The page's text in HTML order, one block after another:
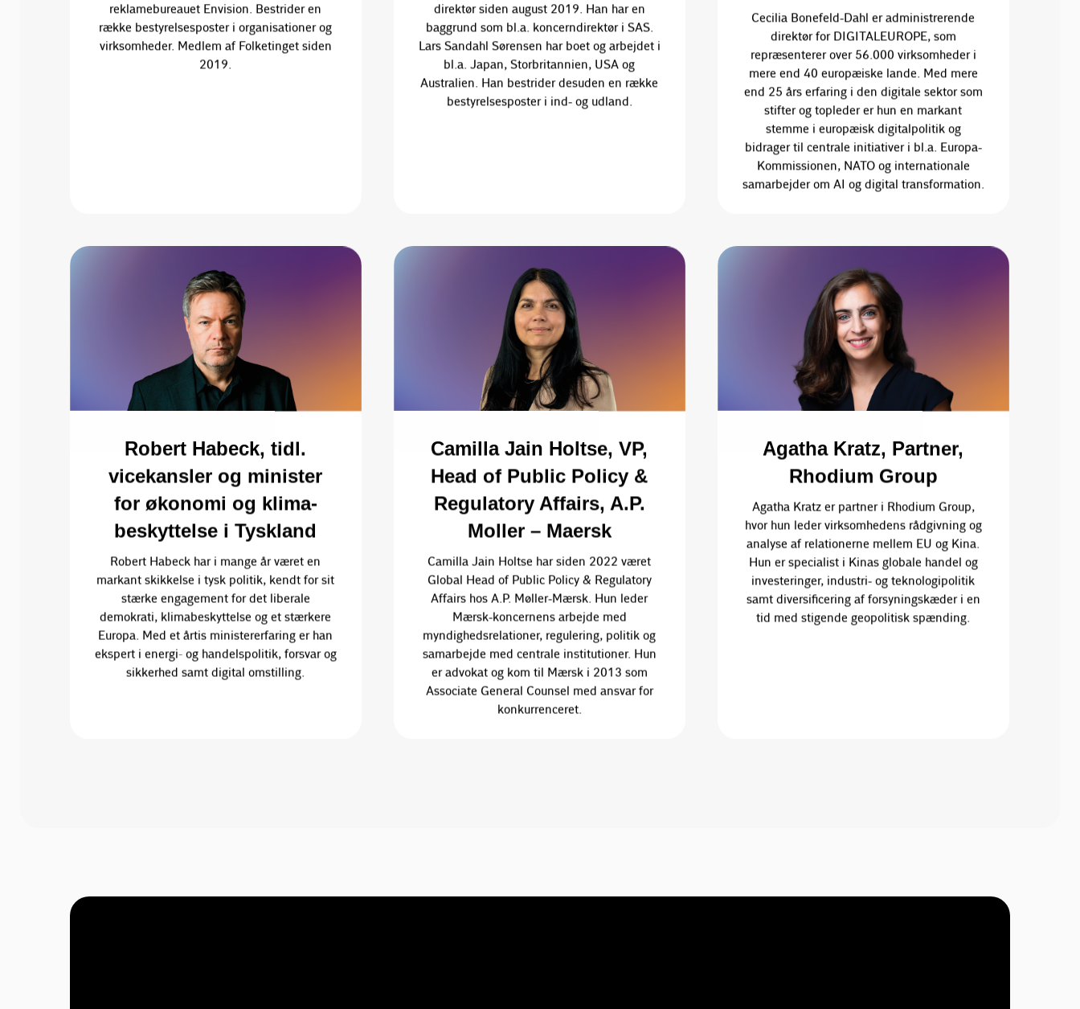
reklamebureauet Envision. Bestrider en
række bestyrelsesposter i organisationer og
virksomheder. Medlem af Folketinget siden
2019.
direktør siden august 2019. Han har en
baggrund som bl.a. koncerndirektør i SAS.
Lars Sandahl Sørensen har boet og arbejdet i
bl.a. Japan, Storbritannien, USA og
Australien. Han bestrider desuden en række
bestyrelsesposter i ind- og udland.
Cecilia Bonefeld-Dahl er administrerende
direktør for DIGITALEUROPE, som
repræsenterer over 56.000 virksomheder i
mere end 40 europæiske lande. Med mere
end 25 års erfaring i den digitale sektor som
stifter og topleder er hun en markant
stemme i europæisk digitalpolitik og
bidrager til centrale initiativer i bl.a. Europa-
Kommissionen, NATO og internationale
samarbejder om AI og digital transformation.
Robert Habeck, tidl.
vicekansler og minister
for økonomi og klima-
beskyttelse i Tyskland
Robert Habeck har i mange år været en
markant skikkelse i tysk politik, kendt for sit
stærke engagement for det liberale
demokrati, klimabeskyttelse og et stærkere
Europa. Med et årtis ministererfaring er han
ekspert i energi- og handelspolitik, forsvar og
sikkerhed samt digital omstilling.
Camilla Jain Holtse, VP,
Head of Public Policy &
Regulatory Affairs, A.P.
Moller – Maersk
Camilla Jain Holtse har siden 2022 været
Global Head of Public Policy & Regulatory
Affairs hos A.P. Møller-Mærsk. Hun leder
Mærsk-koncernens arbejde med
myndighedsrelationer, regulering, politik og
samarbejde med centrale institutioner. Hun
er advokat og kom til Mærsk i 2013 som
Associate General Counsel med ansvar for
konkurrenceret.
Agatha Kratz, Partner,
Rhodium Group
Agatha Kratz er partner i Rhodium Group,
hvor hun leder virksomhedens rådgivning og
analyse af relationerne mellem EU og Kina.
Hun er specialist i Kinas globale handel og
investeringer, industri- og teknologipolitik
samt diversificering af forsyningskæder i en
tid med stigende geopolitisk spænding.